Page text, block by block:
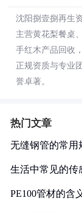
沈阳捌壹捌再生
主营黄花梨餐桌
手红木产品回收
正规资质与专业
誉卓著。
热门文章
无缝钢管的常用
生活中常见的传
PE100管材的含